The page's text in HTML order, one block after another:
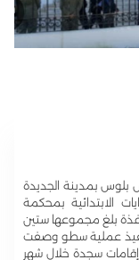
بلوس بمدينة الجديدة
الابتدائية بمحكمة
بلغ مجموعها ستين
عملية سطو وصفت
إقامات سجدة خلال شهر